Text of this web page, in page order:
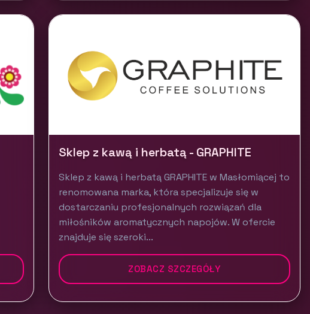
Sklep z kawą i herbatą - GRAPHITE
Sklep z kawą i herbatą GRAPHITE w Masłomiącej to
renomowana marka, która specjalizuje się w
dostarczaniu profesjonalnych rozwiązań dla
miłośników aromatycznych napojów. W ofercie
znajduje się szeroki...
ZOBACZ SZCZEGÓŁY